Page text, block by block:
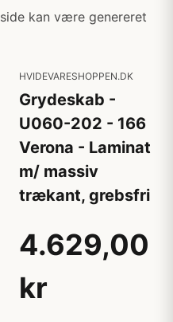
kan være genereret
HVIDEVARESHOPPEN.DK
Grydeskab -
U060-202 - 166
Verona - Laminat
m/ massiv
trækant, grebsfri
4.629,00
kr